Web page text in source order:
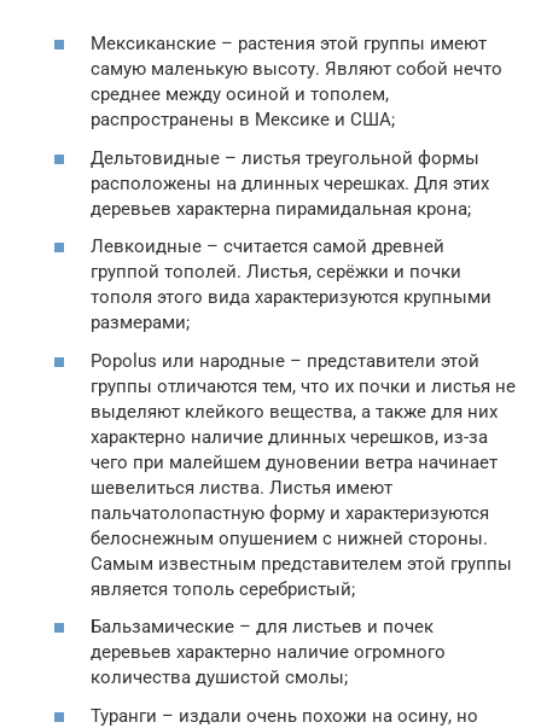
Мексиканские – растения этой группы имеют
самую маленькую высоту. Являют собой нечто
среднее между осиной и тополем,
распространены в Мексике и США;
Дельтовидные – листья треугольной формы
расположены на длинных черешках. Для этих
деревьев характерна пирамидальная крона;
Левкоидные – считается самой древней
группой тополей. Листья, серёжки и почки
тополя этого вида характеризуются крупными
размерами;
Popolus или народные – представители этой
группы отличаются тем, что их почки и листья не
выделяют клейкого вещества, а также для них
характерно наличие длинных черешков, из-за
чего при малейшем дуновении ветра начинает
шевелиться листва. Листья имеют
пальчатолопастную форму и характеризуются
белоснежным опушением с нижней стороны.
Самым известным представителем этой группы
является тополь серебристый;
Бальзамические – для листьев и почек
деревьев характерно наличие огромного
количества душистой смолы;
Туранги – издали очень похожи на осину, но